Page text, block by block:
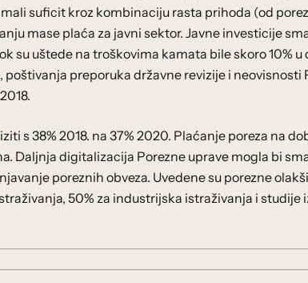
suficit kroz kombinaciju rasta prihoda (od
mase plaća za javni sektor. Javne investicije
su uštede na troškovima kamata bile skoro 10%
preporuka državne revizije i neovisnosti
s 38% 2018. na 37% 2020. Plaćanje poreza na
Daljnja digitalizacija Porezne uprave mogla bi
poreznih obveza. Uvedene su porezne
50% za industrijska istraživanja i studije